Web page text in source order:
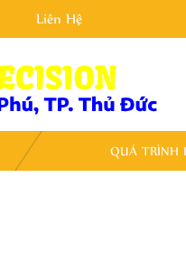
Liên Hệ
QUÁ TRÌNH